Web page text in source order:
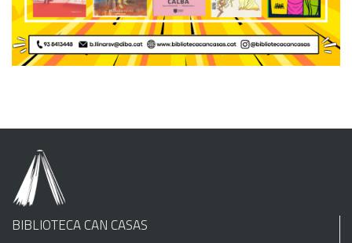
BIBLIOTECA CAN CASAS